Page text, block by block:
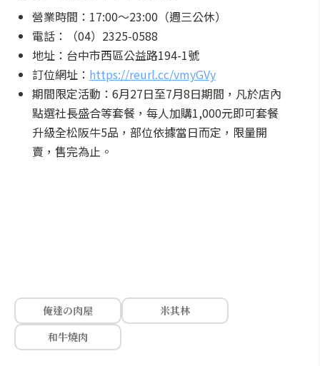
營業時間：17:00～23:00（週三公休）
電話：（04）2325-0588
地址：台中市西區公益路194-1號
訂位網址： https://reurl.cc/vmyGVy
期間限定活動：6月27日至7月8日期間，凡於店內
點選社長盛合等套餐，每人加購1,000元即可套餐
升級全松阪牛5品，部位依據當日而定，限量開
賣，售完為止。
俺達の肉屋
米其林
和牛燒肉